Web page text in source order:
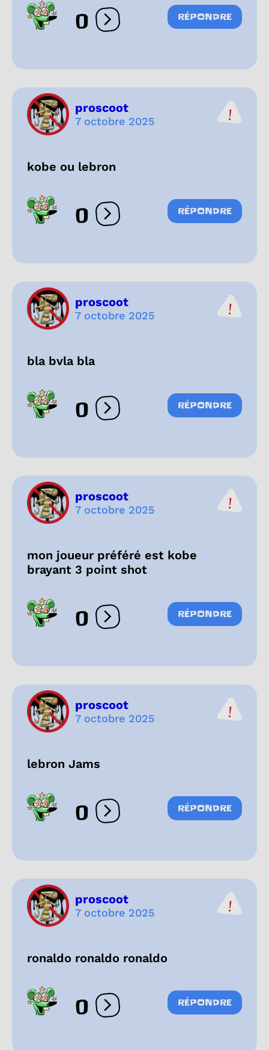
0 Ouvrir les réactions
RÉPONDRE
proscoot
7 octobre 2025
kobe ou lebron
0 Ouvrir les réactions
RÉPONDRE
proscoot
7 octobre 2025
bla bvla bla
0 Ouvrir les réactions
RÉPONDRE
proscoot
7 octobre 2025
mon joueur préféré est kobe
brayant 3 point shot
0 Ouvrir les réactions
RÉPONDRE
proscoot
7 octobre 2025
lebron Jams
0 Ouvrir les réactions
RÉPONDRE
proscoot
7 octobre 2025
ronaldo ronaldo ronaldo
0 Ouvrir les réactions
RÉPONDRE